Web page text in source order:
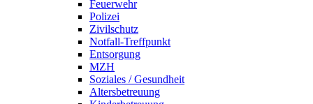
Feuerwehr
Polizei
Zivilschutz
Notfall-Treffpunkt
Entsorgung
MZH
Soziales / Gesundheit
Altersbetreuung